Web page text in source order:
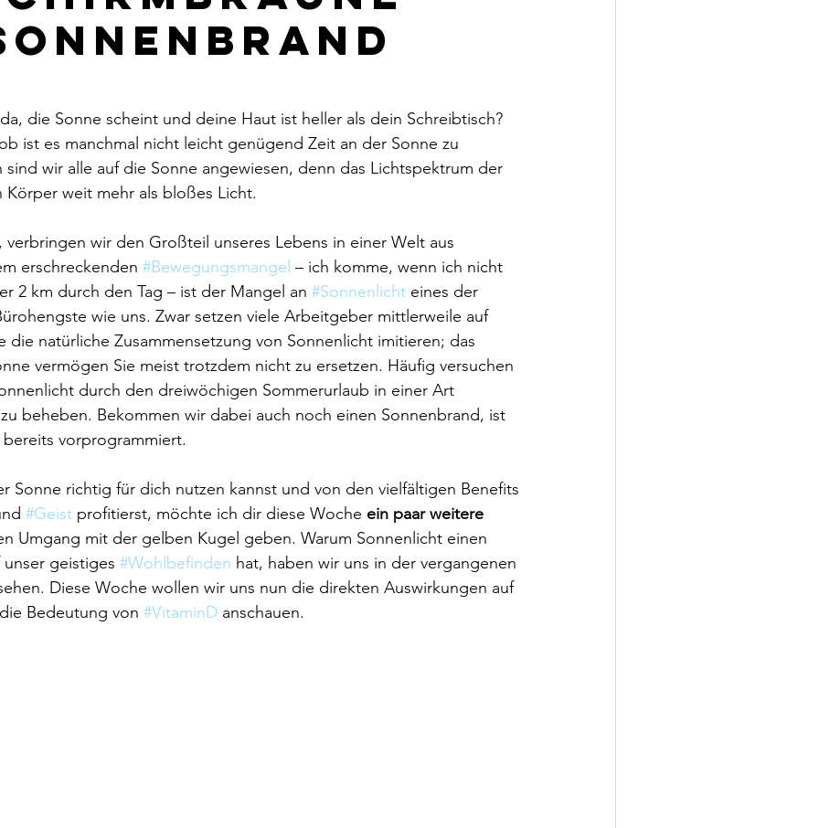
die Sonne scheint und deine Haut ist heller als dein Schreibtisch?
ist es manchmal nicht leicht genügend Zeit an der Sonne zu
wir alle auf die Sonne angewiesen, denn das Lichtspektrum der
Körper weit mehr als bloßes Licht.
wir den Großteil unseres Lebens in einer Welt aus
erschreckenden #Bewegungsmangel – ich komme, wenn ich nicht
2 km durch den Tag – ist der Mangel an #Sonnenlicht eines der
wie uns. Zwar setzen viele Arbeitgeber mittlerweile auf
die natürliche Zusammensetzung von Sonnenlicht imitieren; das
vermögen Sie meist trotzdem nicht zu ersetzen. Häufig versuchen
durch den dreiwöchigen Sommerurlaub in einer Art
zu beheben. Bekommen wir dabei auch noch einen Sonnenbrand, ist
vorprogrammiert.
Sonne richtig für dich nutzen kannst und von den vielfältigen Benefits
#Geist profitierst, möchte ich dir diese Woche ein paar weitere
Umgang mit der gelben Kugel geben. Warum Sonnenlicht einen
geistiges #Wohlbefinden hat, haben wir uns in der vergangenen
Diese Woche wollen wir uns nun die direkten Auswirkungen auf
Bedeutung von #VitaminD anschauen.